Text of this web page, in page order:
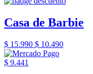
Casa de Barbie
$ 15.990 $ 10.490
$ 9.441